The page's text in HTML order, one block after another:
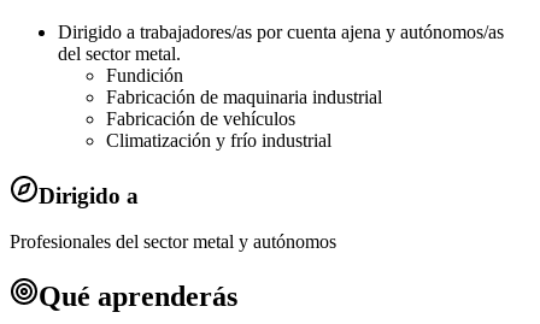
Dirigido a trabajadores/as por cuenta ajena y autónomos/as
del sector metal.
Fundición
Fabricación de maquinaria industrial
Fabricación de vehículos
Climatización y frío industrial
Dirigido a
Profesionales del sector metal y autónomos
Qué aprenderás